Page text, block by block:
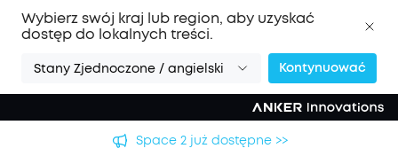
Wybierz swój kraj lub region, aby uzyskać
dostęp do lokalnych treści.
Stany Zjednoczone / angielski Kontynuować
Space 2 już dostępne >>